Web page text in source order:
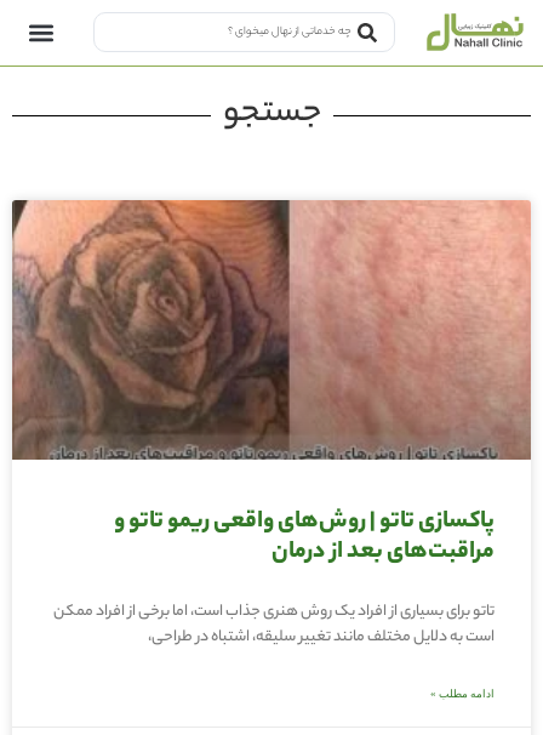
جستجو
پاکسازی تاتو | روش‌های واقعی ریمو تاتو و
مراقبت‌های بعد از درمان
تاتو برای بسیاری از افراد یک روش هنری جذاب است، اما برخی از افراد ممکن
است به دلایل مختلف مانند تغییر سلیقه، اشتباه در طراحی،
ادامه مطلب »